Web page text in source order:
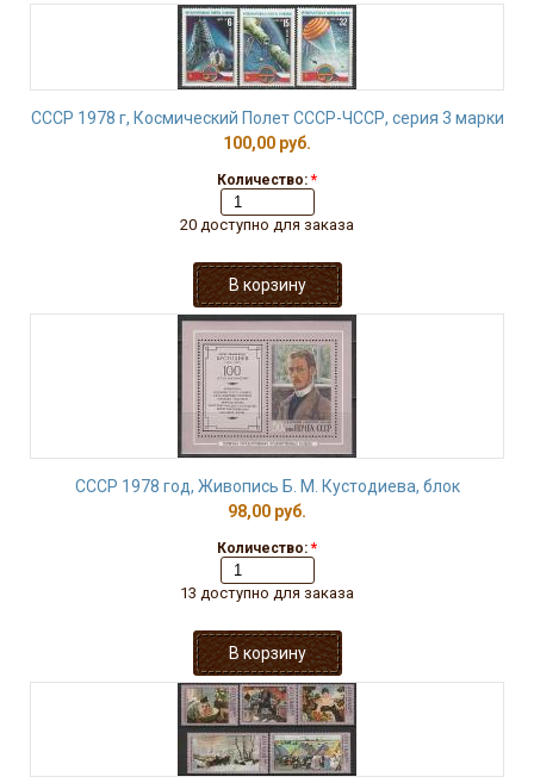
СССР 1978 г, Космический Полет СССР-ЧССР, серия 3 марки
100,00 руб.
Количество: *
20 доступно для заказа
СССР 1978 год, Живопись Б. М. Кустодиева, блок
98,00 руб.
Количество: *
13 доступно для заказа